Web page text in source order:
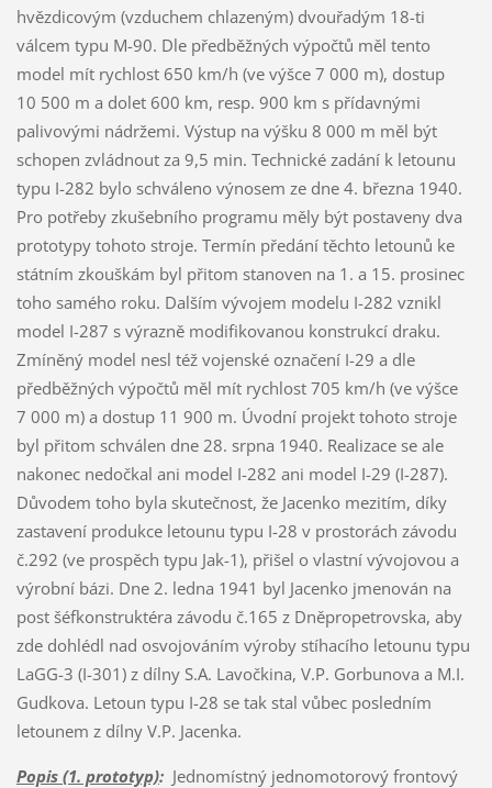
Popis (1. prototyp):Jednomístný jednomotorový frontový